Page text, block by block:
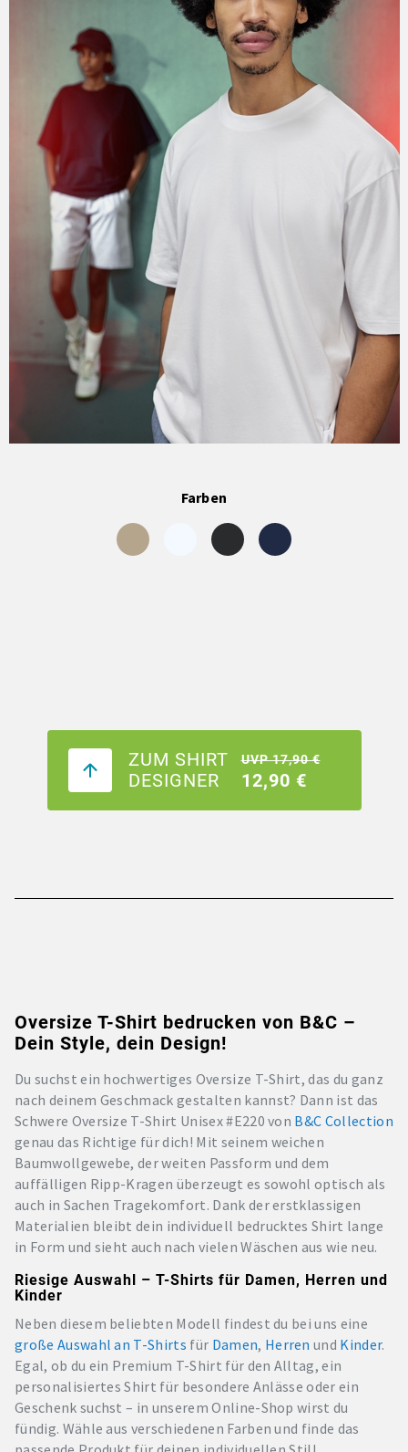
Farben
ZUM SHIRT
DESIGNER
UVP 17,90 €
12,90 €
Oversize T-Shirt bedrucken von B&C –
Dein Style, dein Design!
Du suchst ein hochwertiges Oversize T-Shirt, das du ganz
nach deinem Geschmack gestalten kannst? Dann ist das
Schwere Oversize T-Shirt Unisex #E220 von B&C Collection
genau das Richtige für dich! Mit seinem weichen
Baumwollgewebe, der weiten Passform und dem
auffälligen Ripp-Kragen überzeugt es sowohl optisch als
auch in Sachen Tragekomfort. Dank der erstklassigen
Materialien bleibt dein individuell bedrucktes Shirt lange
in Form und sieht auch nach vielen Wäschen aus wie neu.
Riesige Auswahl – T-Shirts für Damen, Herren und
Kinder
Neben diesem beliebten Modell findest du bei uns eine
große Auswahl an T-Shirts für Damen, Herren und Kinder.
Egal, ob du ein Premium T-Shirt für den Alltag, ein
personalisiertes Shirt für besondere Anlässe oder ein
Geschenk suchst – in unserem Online-Shop wirst du
fündig. Wähle aus verschiedenen Farben und finde das